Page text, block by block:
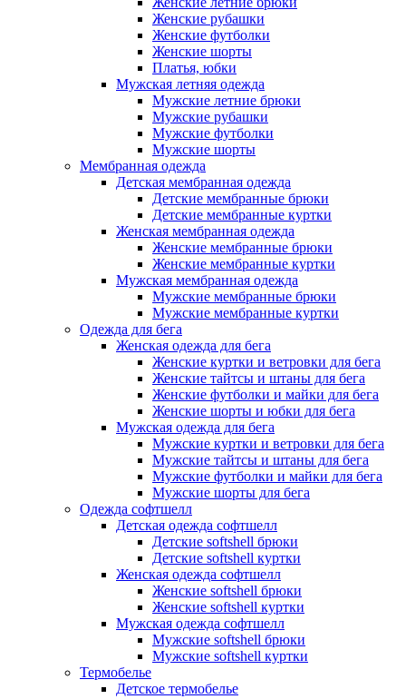
Женские рубашки
Женские футболки
Женские шорты
Платья, юбки
Мужская летняя одежда
Мужские летние брюки
Мужские рубашки
Мужские футболки
Мужские шорты
Мембранная одежда
Детская мембранная одежда
Детские мембранные брюки
Детские мембранные куртки
Женская мембранная одежда
Женские мембранные брюки
Женские мембранные куртки
Мужская мембранная одежда
Мужские мембранные брюки
Мужские мембранные куртки
Одежда для бега
Женская одежда для бега
Женские куртки и ветровки для бега
Женские тайтсы и штаны для бега
Женские футболки и майки для бега
Женские шорты и юбки для бега
Мужская одежда для бега
Мужские куртки и ветровки для бега
Мужские тайтсы и штаны для бега
Мужские футболки и майки для бега
Мужские шорты для бега
Одежда софтшелл
Детская одежда софтшелл
Детские softshell брюки
Детские softshell куртки
Женская одежда софтшелл
Женские softshell брюки
Женские softshell куртки
Мужская одежда софтшелл
Мужские softshell брюки
Мужские softshell куртки
Термобелье
Детское термобелье